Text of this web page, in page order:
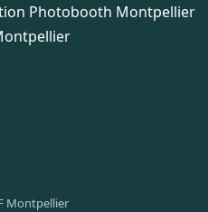
Photobooth Montpellier
Montpellier